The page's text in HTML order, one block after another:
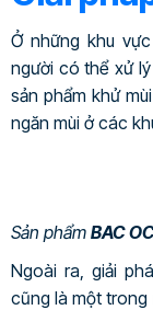
Ở những khu
người có thể xử
sản phẩm khử
ngăn mùi ở các
Sản phẩm BAC
Ngoài ra, giải
cũng là một trong